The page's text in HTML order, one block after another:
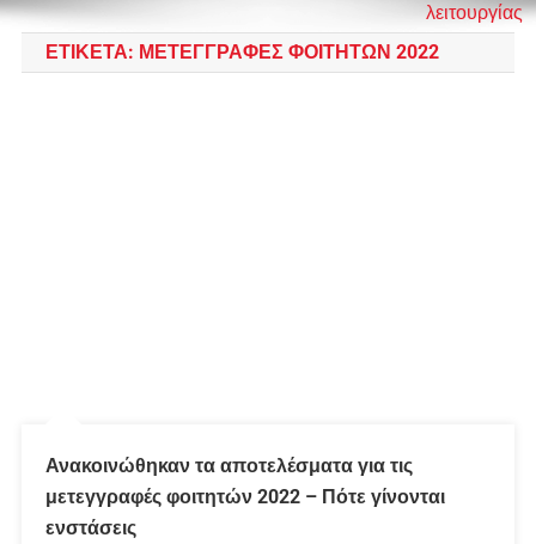
λειτουργίας
ιστότοπου
ΕΤΙΚΈΤΑ: ΜΕΤΕΓΓΡΑΦΈΣ ΦΟΙΤΗΤΏΝ 2022
Ανακοινώθηκαν τα αποτελέσματα για τις
μετεγγραφές φοιτητών 2022 – Πότε γίνονται
ενστάσεις